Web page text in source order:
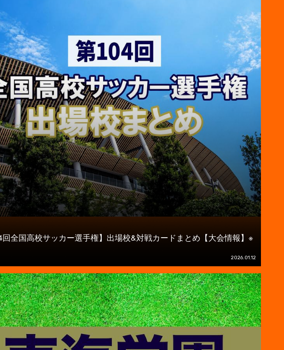
回全国高校サッカー選手権】出場校&対戦カードまとめ【大会情報】※
2026.01.12